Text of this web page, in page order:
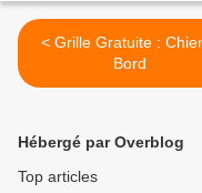
< Grille Gratuite : Chien à
Bord
Hébergé par Overblog
Top articles